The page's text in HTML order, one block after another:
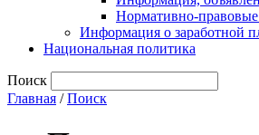
Нормативно-
Информация о заработной
Национальная политика
Поиск
Главная /Поиск